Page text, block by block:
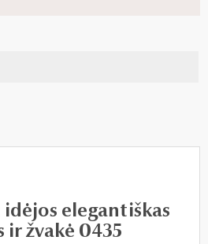
elegantiškas
ir žvakė 0435